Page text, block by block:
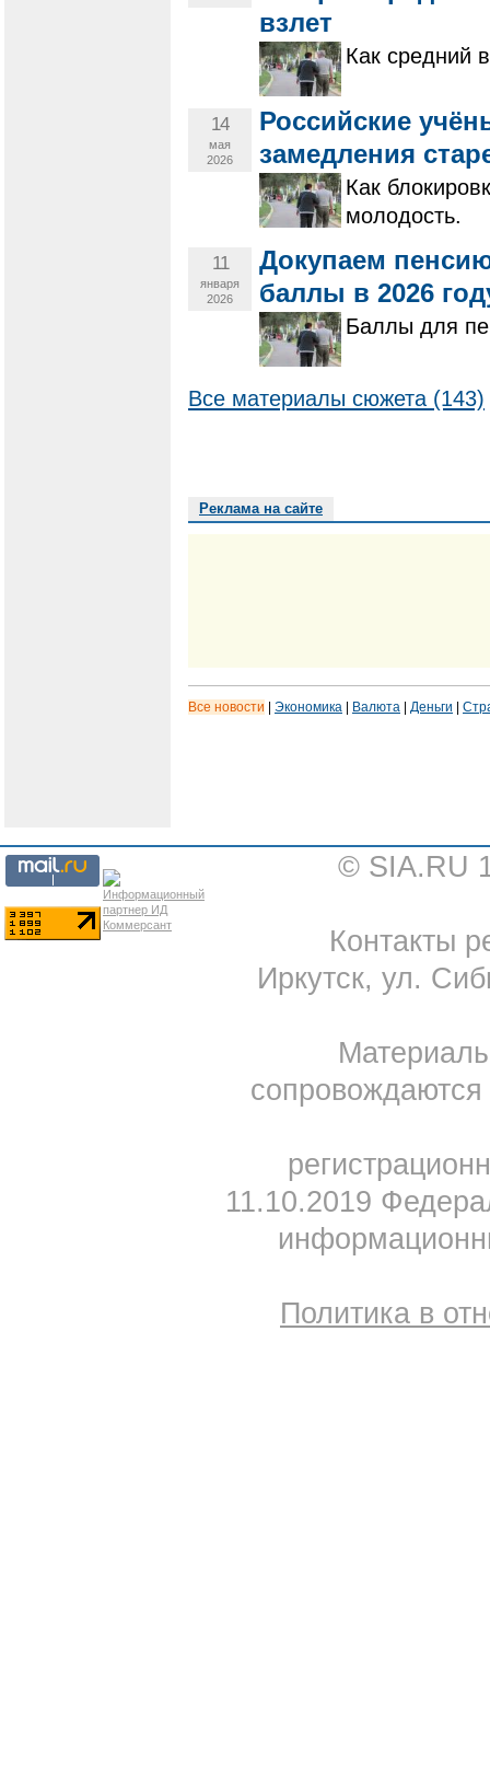
взлет
Как средний
14
мая
2026
Российские
замедления
Как
молодость.
11
января
2026
Докупаем
баллы в 2026
Баллы для
Все материалы сюжета (143)
Реклама на сайте
Все новости Экономика Валюта Деньги
© SIA.RU
Контакты
Иркутск, ул.
11.10.2019
Политика в